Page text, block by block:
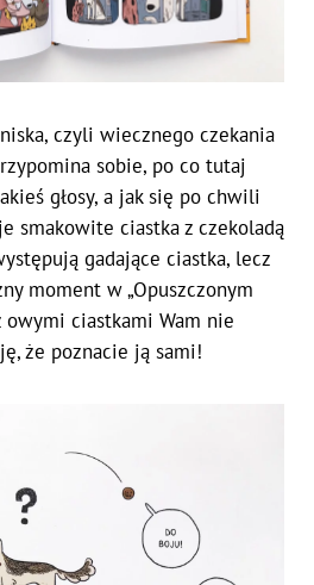
czyli wiecznego czekania
sobie, po co tutaj
głosy, a jak się po chwili
smakowite ciastka z czekoladą
gadające ciastka, lecz
moment w „Opuszczonym
owymi ciastkami Wam nie
że poznacie ją sami!